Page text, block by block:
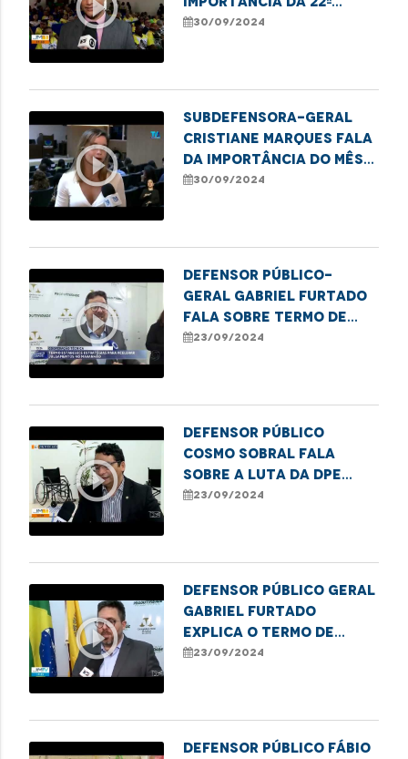
Semana do Idoso, em
30/09/2024
play_circle_outline
Subdefensora-geral
Cristiane Marques fala
da importância do mês
das pessoas com
30/09/2024
play_circle_outline
Defensor público-
geral Gabriel Furtado
fala sobre termo de
cooperação com a
23/09/2024
play_circle_outline
Defensor público
Cosmo Sobral fala
sobre a luta da DPE
pela garantia de
23/09/2024
play_circle_outline
Defensor público geral
Gabriel Furtado
explica o termo de
cooperação entre
23/09/2024
Defensor público Fábio